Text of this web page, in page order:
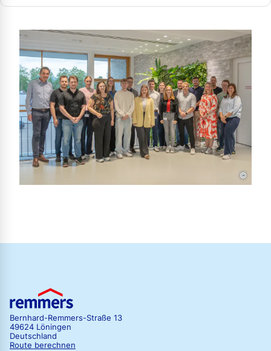
©
Bernhard-Remmers-Straße 13
49624 Löningen
Deutschland
Route berechnen